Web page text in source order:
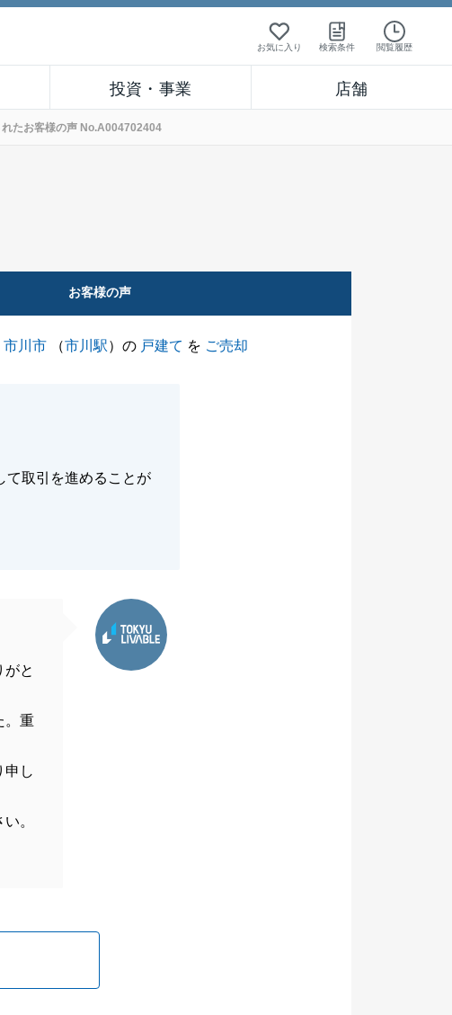
お気に入り 検索条件 閲覧履歴
投資・事業 店舗
たお客様の声 No.A004702404
お客様の声
市川市 （市川駅）の 戸建て を ご売却
て取引を進めることが
がと
。重
申し
。